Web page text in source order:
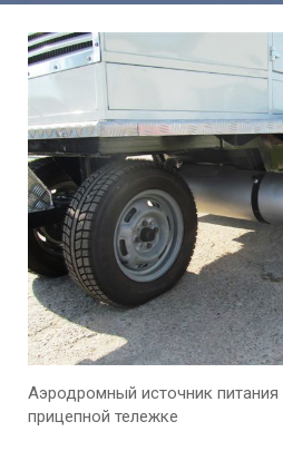
Аэродромный источник
прицепной тележке